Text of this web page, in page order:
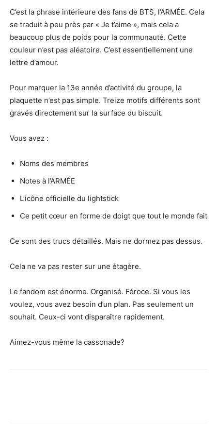
C’est la phrase intérieure des fans de BTS, l’ARMÉE. Cela
se traduit à peu près par « Je t’aime », mais cela a
beaucoup plus de poids pour la communauté. Cette
couleur n’est pas aléatoire. C’est essentiellement une
lettre d’amour.
Pour marquer la 13e année d’activité du groupe, la
plaquette n’est pas simple. Treize motifs différents sont
gravés directement sur la surface du biscuit.
Vous avez :
Noms des membres
Notes à l’ARMÉE
L’icône officielle du lightstick
Ce petit cœur en forme de doigt que tout le monde fait
Ce sont des trucs détaillés. Mais ne dormez pas dessus.
Cela ne va pas rester sur une étagère.
Le fandom est énorme. Organisé. Féroce. Si vous les
voulez, vous avez besoin d’un plan. Pas seulement un
souhait. Ceux-ci vont disparaître rapidement.
Aimez-vous même la cassonade?